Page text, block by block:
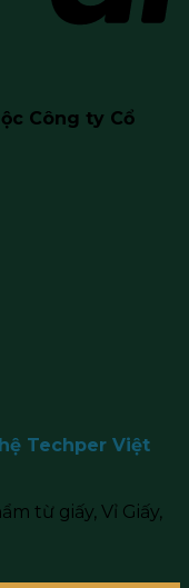
Công ty Cổ
Techper Việt
từ giấy, Vỉ Giấy,